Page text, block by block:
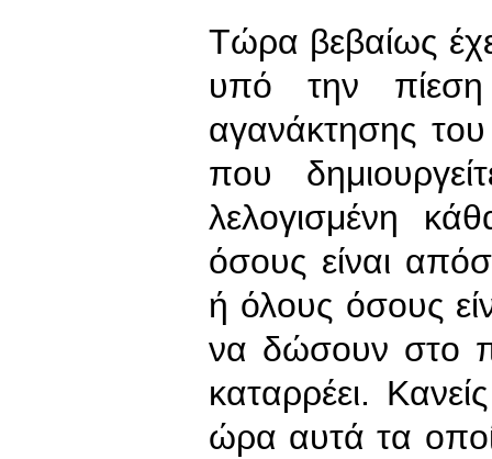
Τώρα βεβαίως
υπό την πίεση
αγανάκτησης
που
λελογισμένη
όσους είναι
ή όλους όσους
να δώσουν στο
καταρρέει.
ώρα αυτά τα